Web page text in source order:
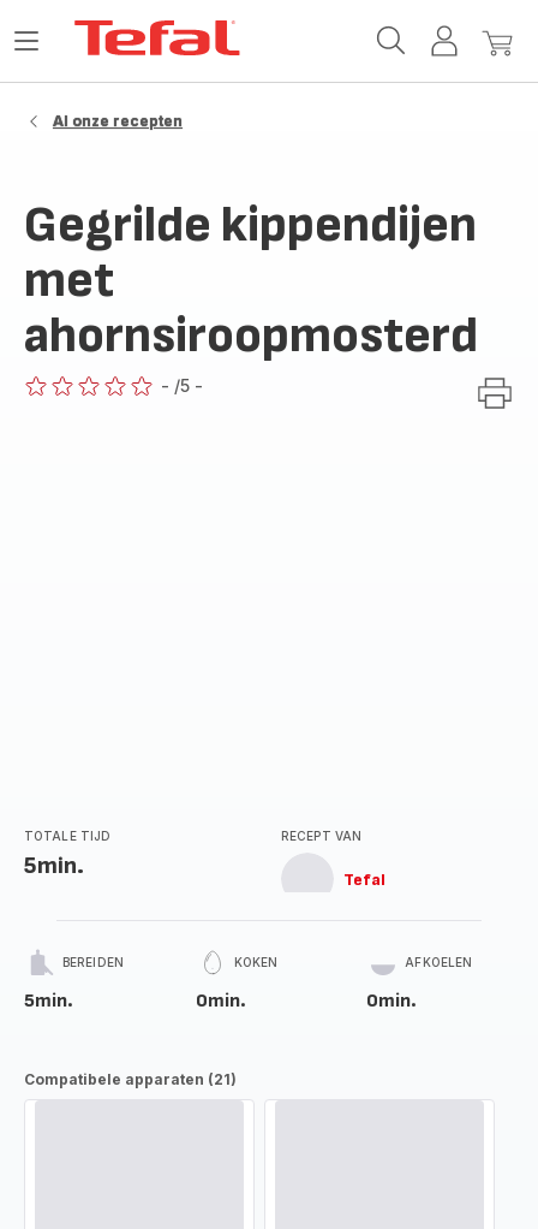
MijnMijn
Open
Al onze recepten
Gegrilde kippendijen
met
ahornsiroopmosterd
- /5 -
TOTALE TIJD
5min.
RECEPT VAN
Tefal
BEREIDEN
5min.
KOKEN
0min.
AFKOELEN
0min.
Compatibele apparaten (21)